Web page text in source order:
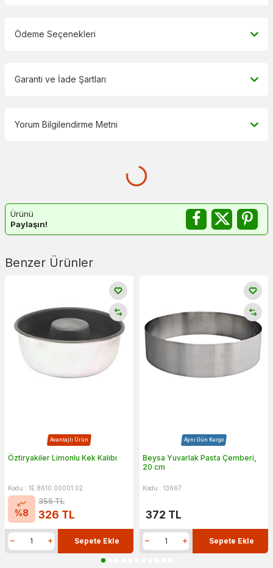
Ödeme Seçenekleri
Garanti ve İade Şartları
Yorum Bilgilendirme Metni
Ürünü
Paylaşın!
Benzer Ürünler
Avantajlı Ürün
Öztiryakiler Limonlu Kek Kalıbı
Kodu : 1E.8610.00001.02
%8
355TL
326 TL
Sepete Ekle
Aynı Gün Kargo
Beysa Yuvarlak Pasta Çemberi,
20 cm
Kodu : 13667
372 TL
Sepete Ekle